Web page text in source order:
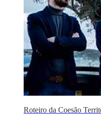
Roteiro da Coesão